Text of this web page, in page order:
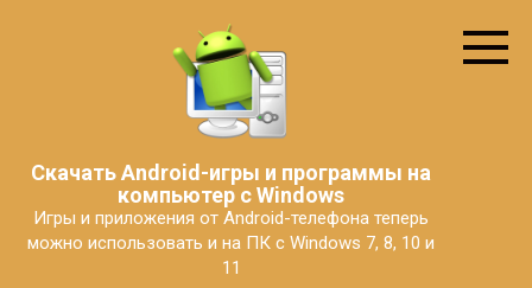
Скачать Android-игры и программы на
компьютер с Windows
Игры и приложения от Android-телефона теперь
можно использовать и на ПК с Windows 7, 8, 10 и
11